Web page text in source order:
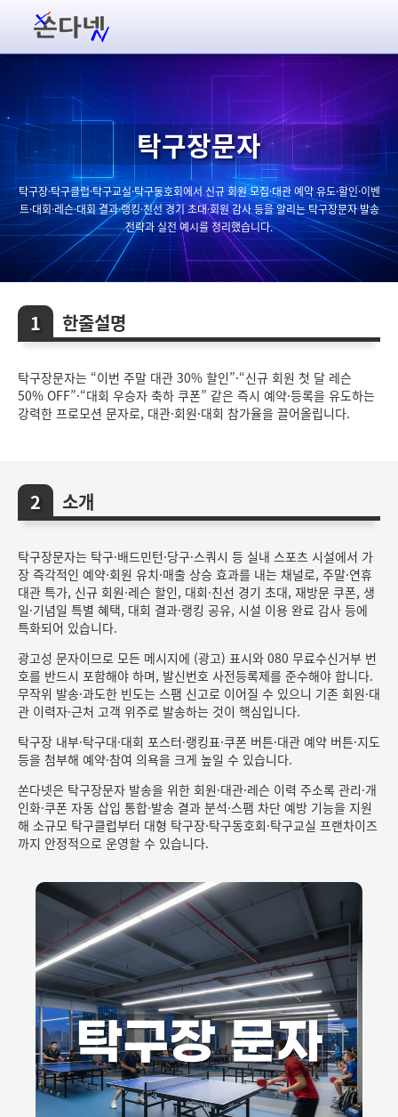
탁구장문자
탁구장·탁구클럽·탁구교실·탁구동호회에서 신규 회원 모집·대관 예약 유도·할인·이벤
트·대회·레슨·대회 결과·랭킹·친선 경기 초대·회원 감사 등을 알리는 탁구장문자 발송
전략과 실전 예시를 정리했습니다.
한줄설명
탁구장문자는 “이번 주말 대관 30% 할인”·“신규 회원 첫 달 레슨
50% OFF”·“대회 우승자 축하 쿠폰” 같은 즉시 예약·등록을 유도하는
강력한 프로모션 문자로, 대관·회원·대회 참가율을 끌어올립니다.
소개
탁구장문자는 탁구·배드민턴·당구·스쿼시 등 실내 스포츠 시설에서 가
장 즉각적인 예약·회원 유치·매출 상승 효과를 내는 채널로, 주말·연휴
대관 특가, 신규 회원·레슨 할인, 대회·친선 경기 초대, 재방문 쿠폰, 생
일·기념일 특별 혜택, 대회 결과·랭킹 공유, 시설 이용 완료 감사 등에
특화되어 있습니다.
광고성 문자이므로 모든 메시지에 (광고) 표시와 080 무료수신거부 번
호를 반드시 포함해야 하며, 발신번호 사전등록제를 준수해야 합니다.
무작위 발송·과도한 빈도는 스팸 신고로 이어질 수 있으니 기존 회원·대
관 이력자·근처 고객 위주로 발송하는 것이 핵심입니다.
탁구장 내부·탁구대·대회 포스터·랭킹표·쿠폰 버튼·대관 예약 버튼·지도
등을 첨부해 예약·참여 의욕을 크게 높일 수 있습니다.
쏜다넷은 탁구장문자 발송을 위한 회원·대관·레슨 이력 주소록 관리·개
인화·쿠폰 자동 삽입 통합·발송 결과 분석·스팸 차단 예방 기능을 지원
해 소규모 탁구클럽부터 대형 탁구장·탁구동호회·탁구교실 프랜차이즈
까지 안정적으로 운영할 수 있습니다.